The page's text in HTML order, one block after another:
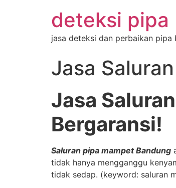
deteksi pipa
jasa deteksi dan perbaikan pipa
Jasa
Jasa
Bergaransi!
Saluran pipa mampet Bandung
tidak hanya mengganggu
tidak sedap. (keyword: saluran